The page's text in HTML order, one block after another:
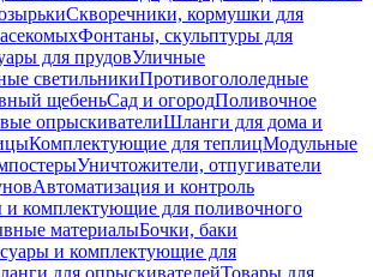
Скворечники, кормушки для
Фонтаны, скульптуры для
для прудовУличные
светильникиПротивогололедные
щебеньСад и огородПоливочное
опрыскивателиШланги для дома и
Комплектующие для теплицМодульные
Уничтожители, отпугиватели
Автоматизация и контроль
и комплектующие для поливочного
материалыБочки, баки
и комплектующие для
для опрыскивателейТовары для